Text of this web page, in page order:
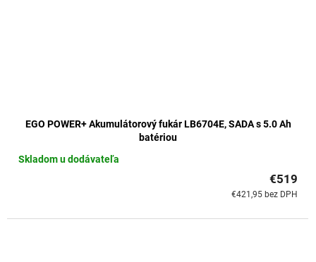
EGO POWER+ Akumulátorový fukár LB6704E, SADA s 5.0 Ah
batériou
Skladom u dodávateľa
€421,95 bez DPH
€519